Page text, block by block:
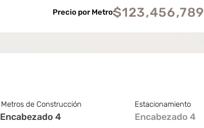
Precio por Metro:$123,456,789
Metros de Construcción
Encabezado 4
Estacionamiento
Encabezado 4